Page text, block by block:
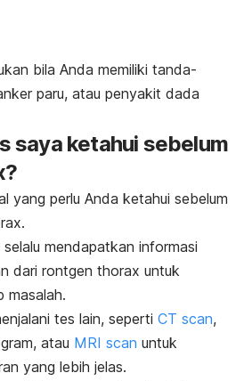
bila Anda memiliki tanda-
paru, atau penyakit dada
saya ketahui sebelum
yang perlu Anda ketahui sebelum
mendapatkan informasi
dari rontgen thorax untuk
masalah.
tes lain, seperti CT scan,
atau MRI scan untuk
yang lebih jelas.